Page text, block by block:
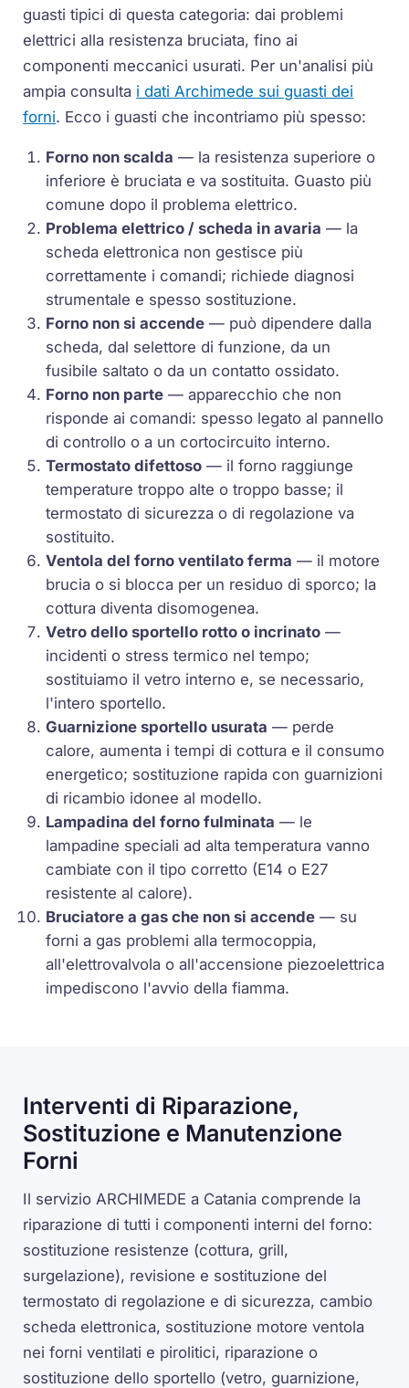
guasti tipici di questa categoria: dai problemi
elettrici alla resistenza bruciata, fino ai
componenti meccanici usurati. Per un'analisi più
ampia consulta i dati Archimede sui guasti dei
forni. Ecco i guasti che incontriamo più spesso:
Forno non scalda — la resistenza superiore o
inferiore è bruciata e va sostituita. Guasto più
comune dopo il problema elettrico.
Problema elettrico / scheda in avaria — la
scheda elettronica non gestisce più
correttamente i comandi; richiede diagnosi
strumentale e spesso sostituzione.
Forno non si accende — può dipendere dalla
scheda, dal selettore di funzione, da un
fusibile saltato o da un contatto ossidato.
Forno non parte — apparecchio che non
risponde ai comandi: spesso legato al pannello
di controllo o a un cortocircuito interno.
Termostato difettoso — il forno raggiunge
temperature troppo alte o troppo basse; il
termostato di sicurezza o di regolazione va
sostituito.
Ventola del forno ventilato ferma — il motore
brucia o si blocca per un residuo di sporco; la
cottura diventa disomogenea.
Vetro dello sportello rotto o incrinato —
incidenti o stress termico nel tempo;
sostituiamo il vetro interno e, se necessario,
l'intero sportello.
Guarnizione sportello usurata — perde
calore, aumenta i tempi di cottura e il consumo
energetico; sostituzione rapida con guarnizioni
di ricambio idonee al modello.
Lampadina del forno fulminata — le
lampadine speciali ad alta temperatura vanno
cambiate con il tipo corretto (E14 o E27
resistente al calore).
Bruciatore a gas che non si accende — su
forni a gas problemi alla termocoppia,
all'elettrovalvola o all'accensione piezoelettrica
impediscono l'avvio della fiamma.
Interventi di Riparazione,
Sostituzione e Manutenzione
Forni
Il servizio ARCHIMEDE a Catania comprende la
riparazione di tutti i componenti interni del forno:
sostituzione resistenze (cottura, grill,
surgelazione), revisione e sostituzione del
termostato di regolazione e di sicurezza, cambio
scheda elettronica, sostituzione motore ventola
nei forni ventilati e pirolitici, riparazione o
sostituzione dello sportello (vetro, guarnizione,